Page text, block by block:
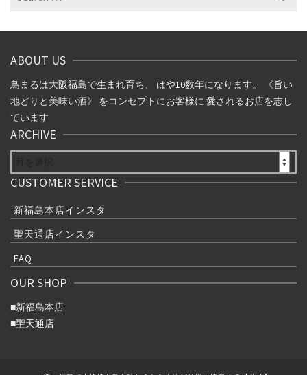
ABOUT US
鳥まるは大阪福島で生まれ育ち、 はや10数年になります。 《旨い
地どりと美味い酒》 をコンセプトにお客様に 愛されるお店を志し
ています
ARCHIVE
CUSTOMER SERVICE
新福島本店インスタ
聖天通店インスタ
FAQ
OUR SHOP
■新福島本店
■聖天通店